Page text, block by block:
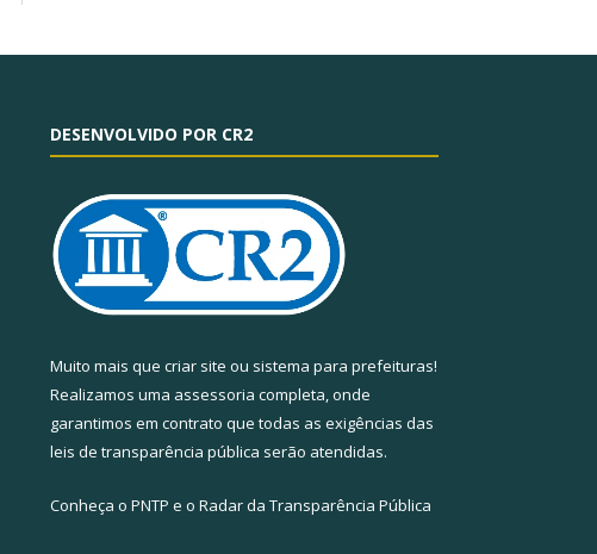
DESENVOLVIDO POR CR2
Muito mais que criar site ou sistema para prefeituras!
Realizamos uma assessoria completa, onde
garantimos em contrato que todas as exigências das
leis de transparência pública serão atendidas.
Conheça o PNTP e o Radar da Transparência Pública